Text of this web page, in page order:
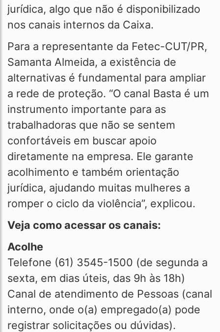
jurídica, algo que não é disponibilizado
nos canais internos da Caixa.
Para a representante da Fetec-CUT/PR,
Samanta Almeida, a existência de
alternativas é fundamental para ampliar
a rede de proteção. “O canal Basta é um
instrumento importante para as
trabalhadoras que não se sentem
confortáveis em buscar apoio
diretamente na empresa. Ele garante
acolhimento e também orientação
jurídica, ajudando muitas mulheres a
romper o ciclo da violência”, explicou.
Veja como acessar os canais:
Acolhe
Telefone (61) 3545-1500 (de segunda a
sexta, em dias úteis, das 9h às 18h)
Canal de atendimento de Pessoas (canal
interno, onde o(a) empregado(a) pode
registrar solicitações ou dúvidas).